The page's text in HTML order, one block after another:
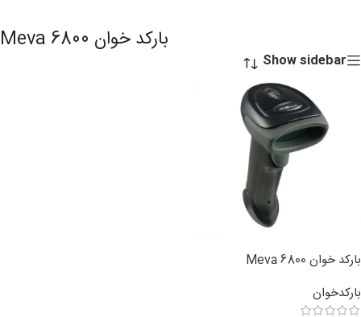
بارکد خوان Meva 6800
Show sidebar
بارکد خوان Meva 6800
بارکدخوان